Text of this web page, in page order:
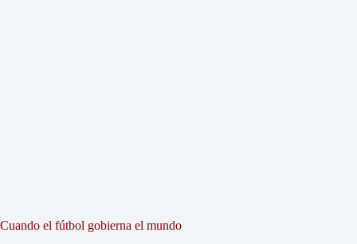
Cuando el fútbol gobierna el mundo